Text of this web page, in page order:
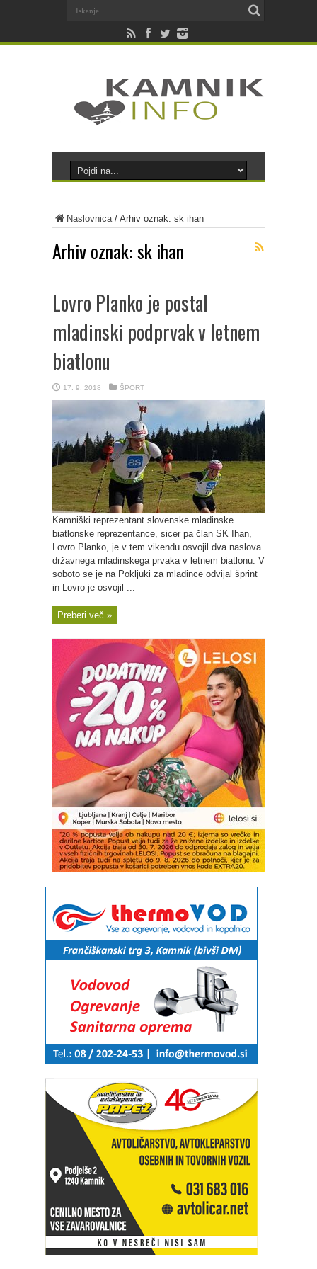
Naslovnica/ Arhiv oznak: sk ihan
Arhiv oznak:sk ihan
Lovro Planko je postal
mladinski podprvak v letnem
biatlonu
17. 9. 2018 ŠPORT
Kamniški reprezentant slovenske mladinske
biatlonske reprezentance, sicer pa član SK Ihan,
Lovro Planko, je v tem vikendu osvojil dva naslova
državnega mladinskega prvaka v letnem biatlonu. V
soboto se je na Pokljuki za mladince odvijal šprint
in Lovro je osvojil ...
Preberi več »